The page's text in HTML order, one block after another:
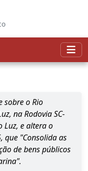
sobre o Rio
na Rodovia SC-
Luz, e altera o
que "Consolida as
de bens públicos